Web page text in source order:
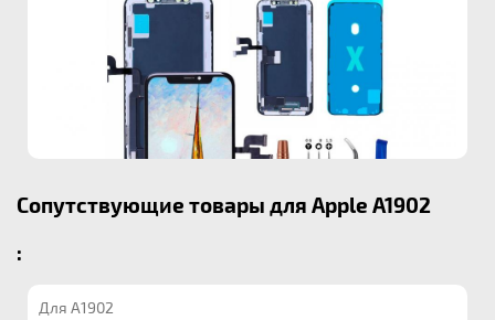
Сопутствующие товары для Apple A1902
:
Для A1902